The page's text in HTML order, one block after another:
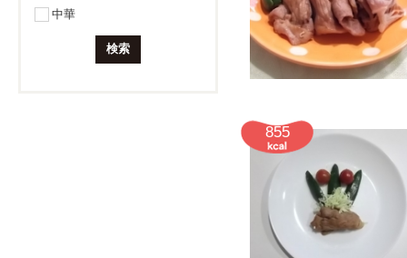
855
中華